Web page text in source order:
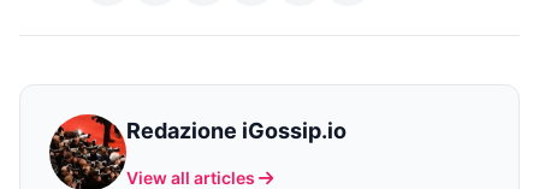
Redazione iGossip.io
View all articles